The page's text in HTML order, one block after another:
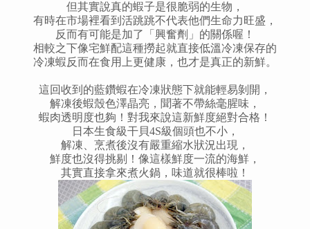
但其實說真的蝦子是很脆弱的生物，
有時在市場裡看到活跳跳不代表他們生命力旺盛，
反而有可能是加了「興奮劑」的關係喔！
相較之下像宅鮮配這種撈起就直接低溫冷凍保存的
冷凍蝦反而在食用上更健康，也才是真正的新鮮。
這回收到的藍鑽蝦在冷凍狀態下就能輕易剝開，
解凍後蝦殼色澤晶亮，聞著不帶絲毫腥味，
蝦肉透明度也夠！對我來說這新鮮度絕對合格！
日本生食級干貝4S級個頭也不小，
解凍、烹煮後沒有嚴重縮水狀況出現，
鮮度也沒得挑剔！ 像這樣鮮度一流的海鮮，
其實直接拿來煮火鍋， 味道就很棒啦！